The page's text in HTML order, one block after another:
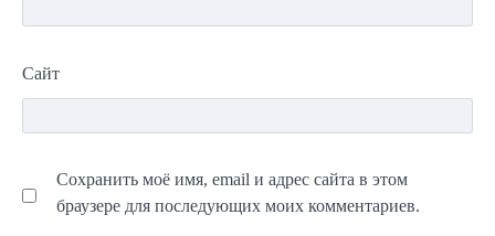
Сайт
Сохранить моё имя, email и адрес сайта в этом
браузере для последующих моих комментариев.